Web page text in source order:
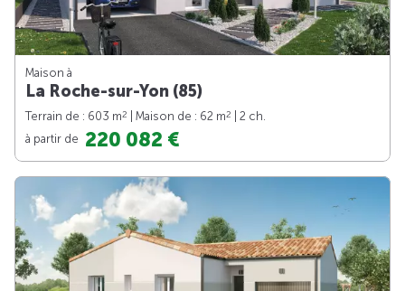
Maison à
La Roche-sur-Yon (85)
Terrain de : 603 m2 | Maison de : 62 m2
| 2 ch.
à partir de 220 082 €